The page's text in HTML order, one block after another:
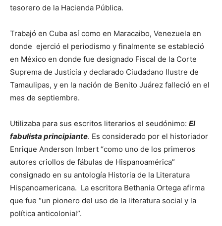
tesorero de la Hacienda Pública.
Trabajó en Cuba así como en Maracaibo, Venezuela en
donde ejerció el periodismo y finalmente se estableció
en México en donde fue designado Fiscal de la Corte
Suprema de Justicia y declarado Ciudadano Ilustre de
Tamaulipas, y en la nación de Benito Juárez falleció en el
mes de septiembre.
Utilizaba para sus escritos literarios el seudónimo: El
fabulista principiante. Es considerado por el historiador
Enrique Anderson Imbert “como uno de los primeros
autores criollos de fábulas de Hispanoamérica”
consignado en su antología Historia de la Literatura
Hispanoamericana. La escritora Bethania Ortega afirma
que fue “un pionero del uso de la literatura social y la
política anticolonial”.